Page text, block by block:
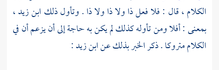
الكلام ، قال : فلا فعل ذا ولا ذا ولا ذا . وتأول ذلك ابن زيد ،
بمعنى : أفلا ومن تأوله كذلك لم يكن به حاجة إلى أن يزعم أن في
الكلام متروكا . ذكر الخبر بذلك عنابن زيد: